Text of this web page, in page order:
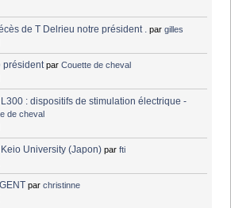
de T Delrieu notre président . pargilles
président parCouette de cheval
: dispositifs de stimulation électrique -
de cheval
University (Japon) parfti
parchristinne